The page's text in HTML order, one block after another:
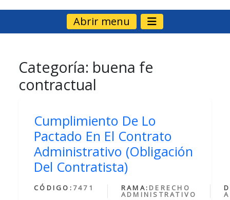
Abrir menu
Categoría: buena fe
contractual
Cumplimiento De Lo
Pactado En El Contrato
Administrativo (Obligación
Del Contratista)
CÓDIGO: 7471 RAMA: DERECHO
ADMINISTRATIVO